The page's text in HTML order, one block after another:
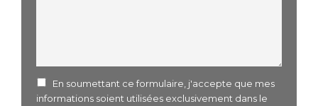
En soumettant ce formulaire, j'accepte que mes
informations soient utilisées exclusivement dans le